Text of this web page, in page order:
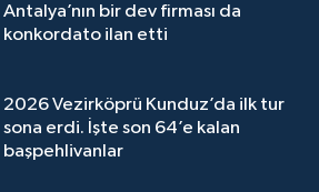
Antalya’nın bir dev firması da
konkordato ilan etti
2026 Vezirköprü Kunduz’da ilk tur
sona erdi. İşte son 64’e kalan
başpehlivanlar